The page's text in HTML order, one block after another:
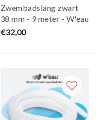
Zwembadslang zwart
38 mm - 9 meter - W'eau
€32,00